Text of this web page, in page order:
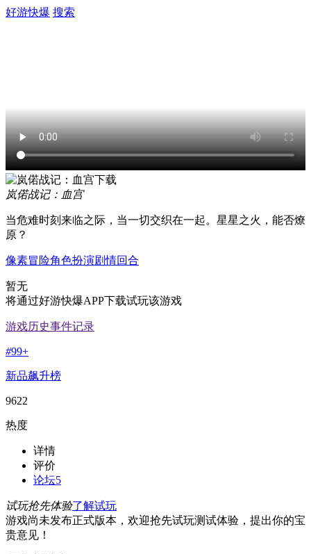
好游快爆 搜索
岚偌战记：血宫
当危难时刻来临之际，当一切交织在一起。星星之火，能否燎
原？
像素冒险角色扮演剧情回合
暂无
将通过好游快爆APP下载试玩该游戏
游戏历史事件记录
#99+
新品飙升榜
9622
热度
详情
评价
论坛5
试玩抢先体验了解试玩
游戏尚未发布正式版本，欢迎抢先试玩测试体验，提出你的宝
贵意见！